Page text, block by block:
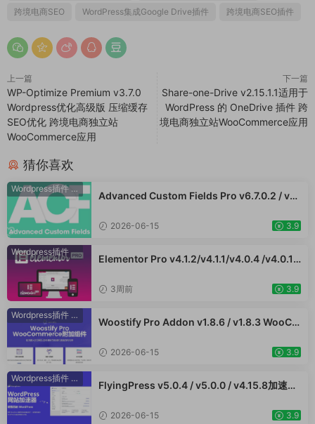
跨境电商SEO WordPress集成Google Drive插件 跨境电商SEO插件
上一篇
WP-Optimize Premium v​​3.7.0
Wordpress优化高级版 压缩缓存
SEO优化 跨境电商独立站
WooCommerce应用
下一篇
Share-one-Drive v2.15.1.1适用于
WordPress 的 OneDrive 插件 跨
境电商独立站WooCommerce应用
猜你喜欢
Wordpress插件· WooCommerce插件
Advanced Custom Fields Pro v6.7.0.2 / v6.
12 高级自定义字段专业版Wordpress插件AC
2026-06-15 3.9
Wordpress插件
Elementor Pro v4.1.2/v4.1.1/v4.0.4 /v4.0.1 /
/ v3.29.2 / v3.29.1 / v3.29.0 / v3.28.x /3.27.
式主题模板编辑生成器 公司主题模板外贸跨境
3周前 3.9
Wordpress插件 WooCommerce插件
Woostify Pro Addon v1.8.6 / v1.8.3 WooCo
好的性能和更高的转化率 外贸跨境电商插件
2026-06-15 3.9
Wordpress插件 WooCommerce插件
FlyingPress v5.0.4 / v5.0.0 / v4.15.8加速W
WooCommerce跨境电商市场独立站应用
2026-06-15 3.9